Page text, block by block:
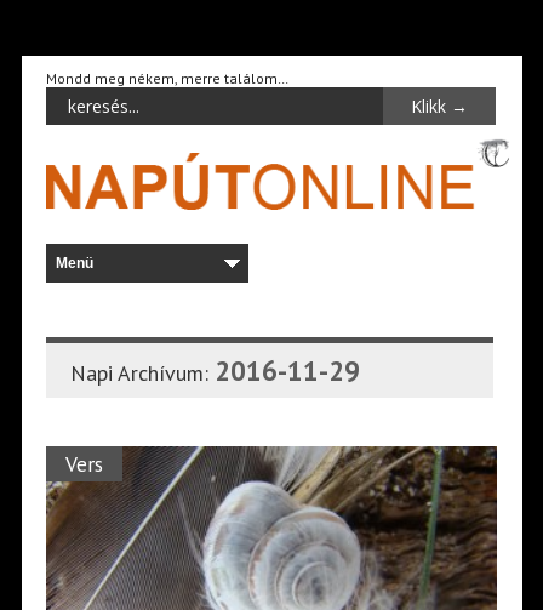
Mondd meg nékem, merre találom…
Napi Archívum: 2016-11-29
Vers